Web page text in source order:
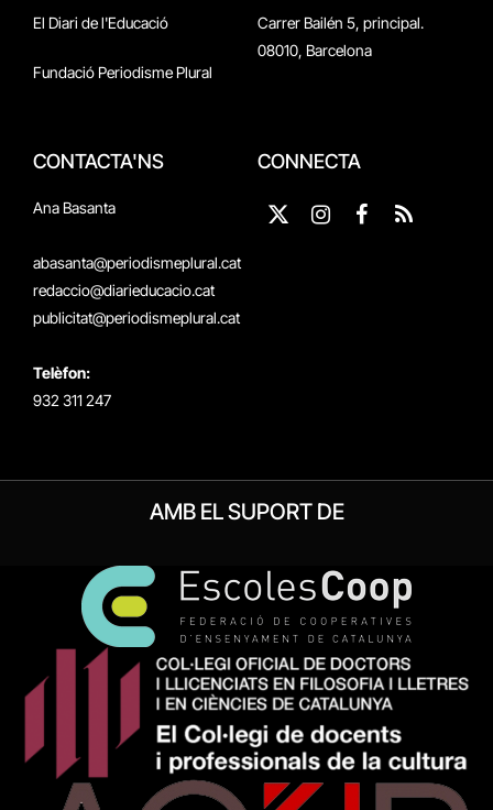
El Diari de l'Educació
Fundació Periodisme Plural
Carrer Bailén 5, principal.
08010, Barcelona
CONTACTA'NS
Ana Basanta
abasanta@periodismeplural.cat
redaccio@diarieducacio.cat
publicitat@periodismeplural.cat
Telèfon:
932 311 247
CONNECTA
X
InstagramFacebook
RSS
AMB EL SUPORT DE